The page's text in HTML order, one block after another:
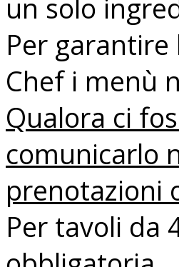
un solo
Per
Chef i menù
Qualora ci
comunicarlo
prenotazioni
Per tavoli da